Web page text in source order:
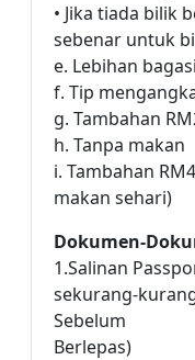
• Jika tiada bilik
sebenar untuk
e. Lebihan
f. Tip
g. Tambahan
h. Tanpa makan
i. Tambahan
makan sehari)
Dokumen-
1.Salinan
sekurang-
Sebelum
Berlepas)